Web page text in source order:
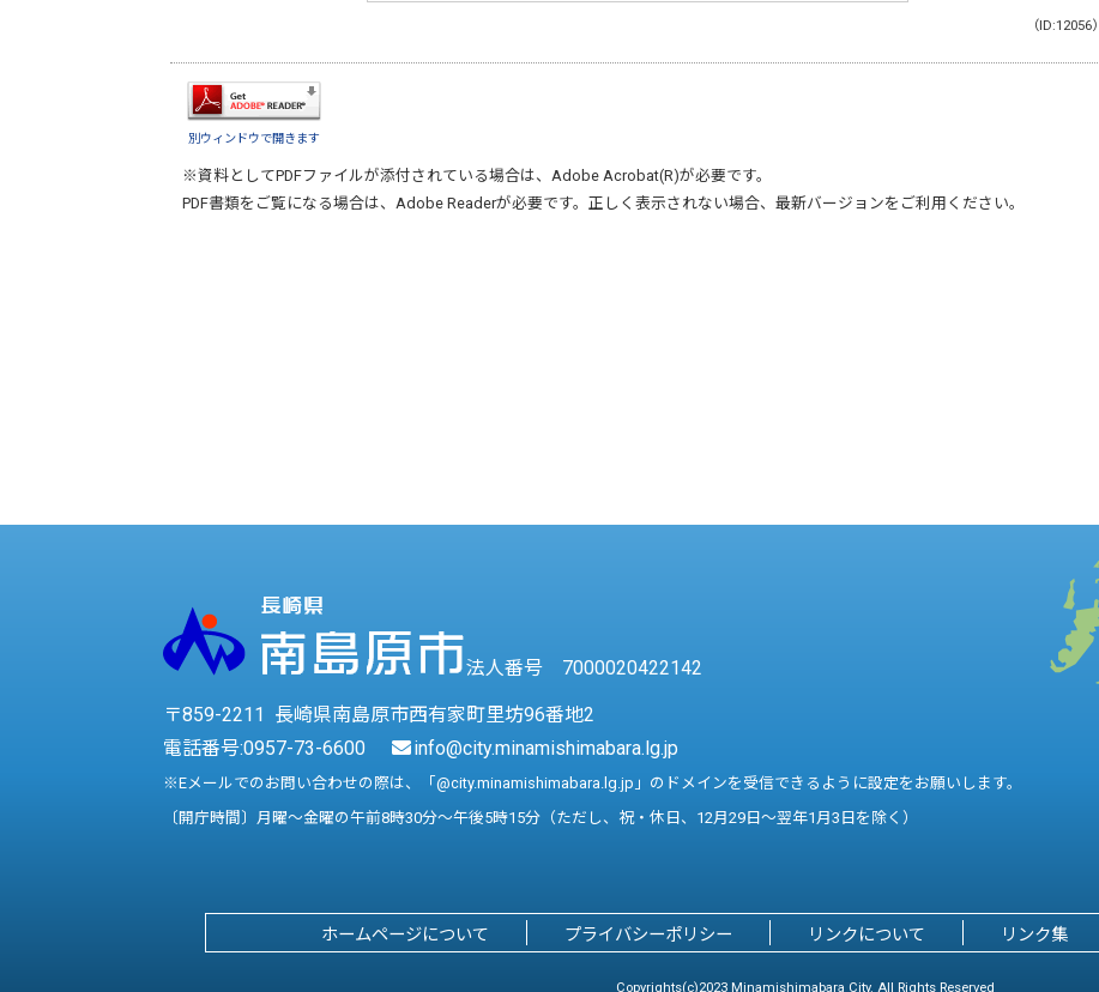
（ID:12056）
別ウィンドウで開きます
※資料としてPDFファイルが添付されている場合は、 Adobe Acrobat(R)が必要です。
PDF書類をご覧になる場合は、 Adobe Readerが必要です。正しく表示されない場合、最新バージョンをご利用ください。
法人番号 7000020422142
〒859-2211 長崎県南島原市西有家町里坊96番地2
電話番号:0957-73-6600 info@city.minamishimabara.lg.jp
※Eメールでのお問い合わせの際は、「@city.minamishimabara.lg.jp」のドメインを受信できるように設定をお願いします。
〔開庁時間〕月曜～金曜の午前8時30分～午後5時15分（ただし、祝・休日、12月29日～翌年1月3日を除く）
ホームページについて プライバシーポリシー リンクについて リンク集
Copyrights(c)2023 Minamishimabara City. All Rights Reserved